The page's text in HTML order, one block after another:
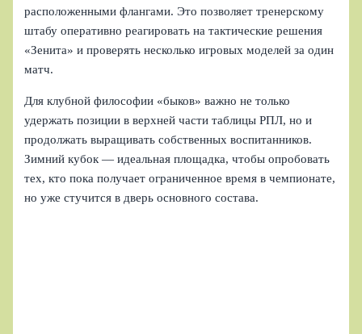
расположенными флангами. Это позволяет тренерскому
штабу оперативно реагировать на тактические решения
«Зенита» и проверять несколько игровых моделей за один
матч.
Для клубной философии «быков» важно не только
удержать позиции в верхней части таблицы РПЛ, но и
продолжать выращивать собственных воспитанников.
Зимний кубок — идеальная площадка, чтобы опробовать
тех, кто пока получает ограниченное время в чемпионате,
но уже стучится в дверь основного состава.